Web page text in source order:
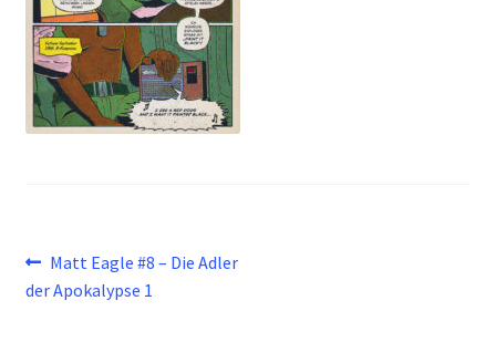
Beitragsnavigation
Vorheriger
Beitrag:
Matt Eagle #8 – Die Adler
der Apokalypse 1